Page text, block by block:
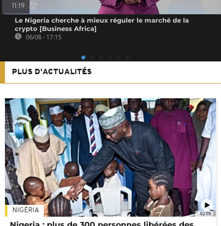
11:19
Le Nigeria cherche à mieux réguler le marché de la
crypto [Business Africa]
06/08 - 17:15
PLUS D'ACTUALITÉS
02:08
NIGÉRIA